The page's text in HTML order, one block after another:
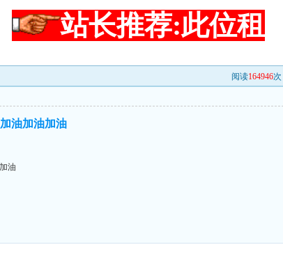
站长推荐:此位租
阅读164946次 |
油加油加油
油